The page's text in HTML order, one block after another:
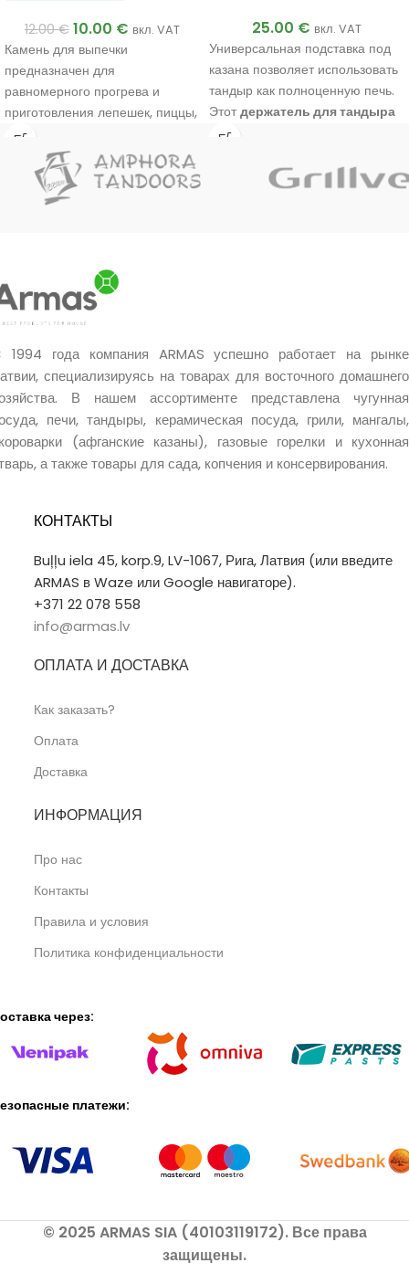
12.00€ 10.00 € вкл. VAT
Камень для выпечки
предназначен для
равномерного прогрева и
приготовления лепешек, пиццы,
хачапури и других блюд в
тандыре.
25.00 € вкл. VAT
Универсальная подставка под
казана позволяет использовать
тандыр как полноценную печь.
Этот держатель для тандыра
предназначен для удобной
тандыра, благодаря чему вы
1994 года компания ARMAS успешно работает на рынке
специализируясь на товарах для восточного домашнего
В нашем ассортименте представлена чугунная
печи, тандыры, керамическая посуда, грили, мангалы,
(афганские казаны), газовые горелки и кухонная
а также товары для сада, копчения и консервирования.
КОНТАКТЫ
Buļļu iela 45, korp.9, LV-1067, Рига, Латвия (или введите
ARMAS в Waze или Google навигаторе).
+371 22 078 558
info@armas.lv
ОПЛАТА И ДОСТАВКА
Как заказать?
Оплата
Доставка
ИНФОРМАЦИЯ
Про нас
Контакты
Правила и условия
Политика конфиденциальности
через:
платежи:
© 2025 ARMAS SIA (40103119172). Все права
защищены.